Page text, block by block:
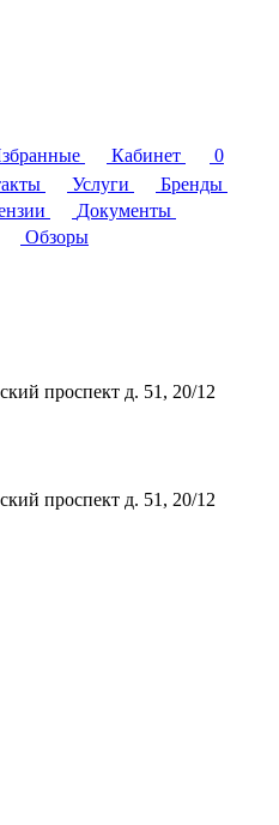
Кабинет
0
Услуги
Бренды
Документы
Обзоры
проспект д. 51, 20/12
проспект д. 51, 20/12